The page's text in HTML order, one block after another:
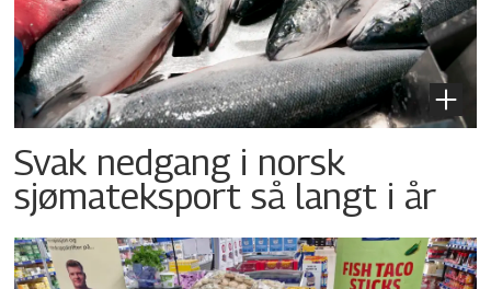
Svak nedgang i norsk
sjømateksport så langt i år